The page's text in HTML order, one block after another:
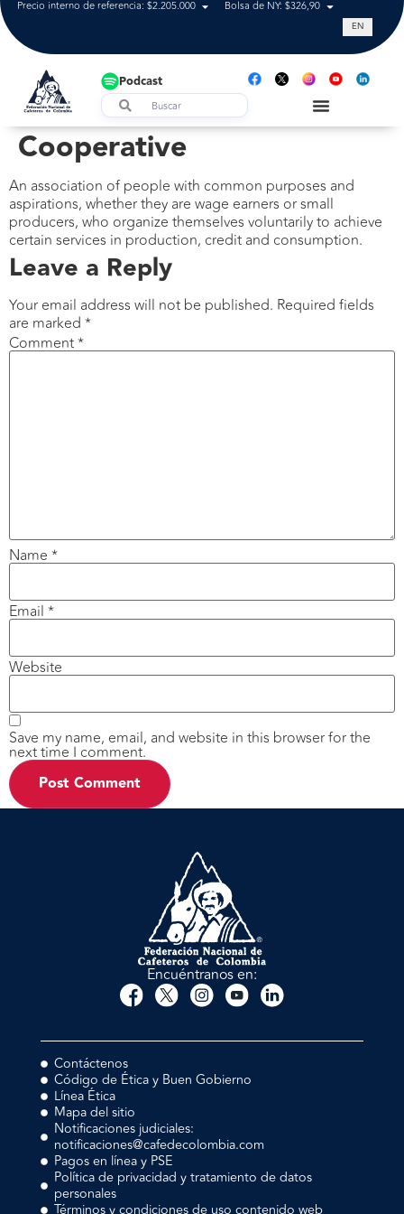
Precio interno de referencia: $2.205.000 Bolsa de NY: $326,90 Tasa de
EN
Podcast
Cooperative
An association of people with common purposes and
aspirations, whether they are wage earners or small
producers, who organize themselves voluntarily to achieve
certain services in production, credit and consumption.
Leave a Reply
Your email address will not be published. Required fields
are marked *
Comment*
Name *
Email *
Website
Save my name, email, and website in this browser for the
next time I comment.
Encuéntranos en:
Contáctenos
Código de Ética y Buen Gobierno
Línea Ética
Mapa del sitio
Notificaciones judiciales:
notificaciones@cafedecolombia.com
Pagos en línea y PSE
Política de privacidad y tratamiento de datos
personales
Términos y condiciones de uso contenido web